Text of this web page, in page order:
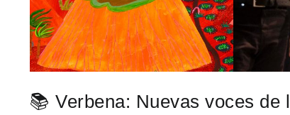
📚 Verbena: Nuevas voces